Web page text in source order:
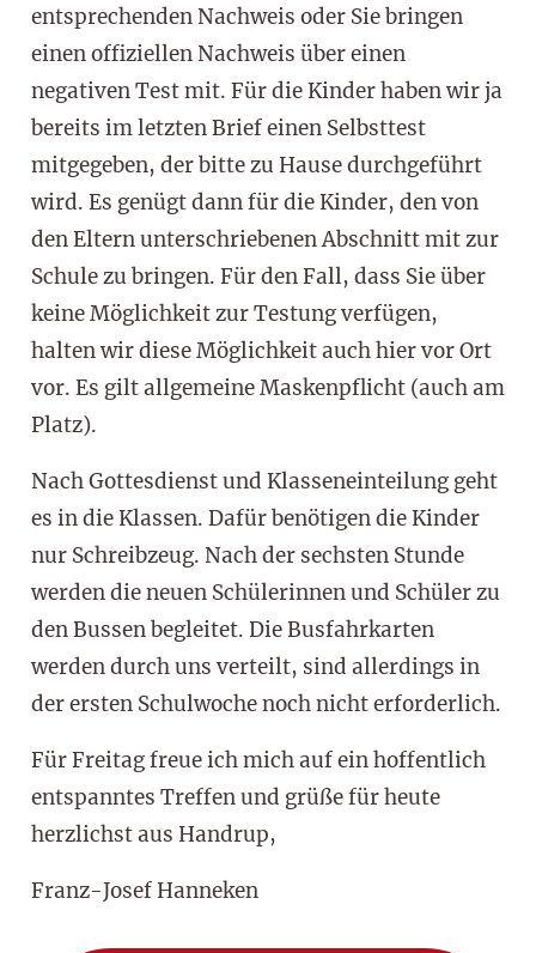
entsprechenden Nachweis oder Sie bringen
einen offiziellen Nachweis über einen
negativen Test mit. Für die Kinder haben wir ja
bereits im letzten Brief einen Selbsttest
mitgegeben, der bitte zu Hause durchgeführt
wird. Es genügt dann für die Kinder, den von
den Eltern unterschriebenen Abschnitt mit zur
Schule zu bringen. Für den Fall, dass Sie über
keine Möglichkeit zur Testung verfügen,
halten wir diese Möglichkeit auch hier vor Ort
vor. Es gilt allgemeine Maskenpflicht (auch am
Platz).
Nach Gottesdienst und Klasseneinteilung geht
es in die Klassen. Dafür benötigen die Kinder
nur Schreibzeug. Nach der sechsten Stunde
werden die neuen Schülerinnen und Schüler zu
den Bussen begleitet. Die Busfahrkarten
werden durch uns verteilt, sind allerdings in
der ersten Schulwoche noch nicht erforderlich.
Für Freitag freue ich mich auf ein hoffentlich
entspanntes Treffen und grüße für heute
herzlichst aus Handrup,
Franz-Josef Hanneken